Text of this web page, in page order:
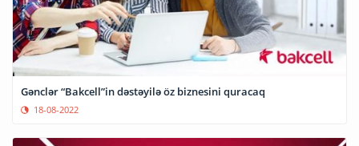
Gənclər “Bakcell”in dəstəyilə öz biznesini quracaq
18-08-2022